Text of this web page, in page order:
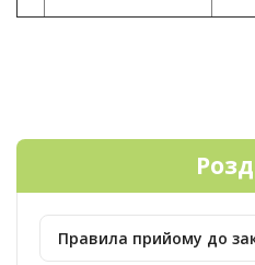
Правила прийому до